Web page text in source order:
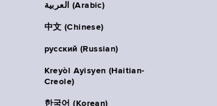
العربية (Arabic)
中文 (Chinese)
русский (Russian)
Kreyòl Ayisyen (Haitian-
Creole)
한국어 (Korean)